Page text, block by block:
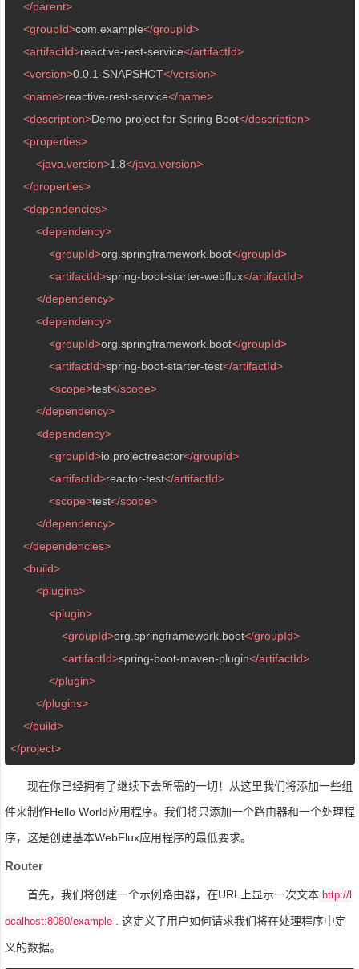
</parent>
<groupId>com.example</groupId>
<artifactId>reactive-rest-service</artifactId>
<version>0.0.1-SNAPSHOT</version>
<name>reactive-rest-service</name>
<description>Demo project for Spring Boot</description>
<properties>
<java.version>1.8</java.version>
</properties>
<dependencies>
<dependency>
<groupId>org.springframework.boot</groupId>
<artifactId>spring-boot-starter-webflux</artifactId>
</dependency>
<dependency>
<groupId>org.springframework.boot</groupId>
<artifactId>spring-boot-starter-test</artifactId>
<scope>test</scope>
</dependency>
<dependency>
<groupId>io.projectreactor</groupId>
<artifactId>reactor-test</artifactId>
<scope>test</scope>
</dependency>
</dependencies>
<build>
<plugins>
<plugin>
<groupId>org.springframework.boot</groupId>
<artifactId>spring-boot-maven-plugin</artifactId>
</plugin>
</plugins>
</build>
</project>
现在你已经拥有了继续下去所需的一切！从这里我们将添加一些组
件来制作Hello World应用程序。我们将只添加一个路由器和一个处理程
序，这是创建基本WebFlux应用程序的最低要求。
Router
首先，我们将创建一个示例路由器，在URL上显示一次文本 http://l
ocalhost:8080/example . 这定义了用户如何请求我们将在处理程序中定
义的数据。